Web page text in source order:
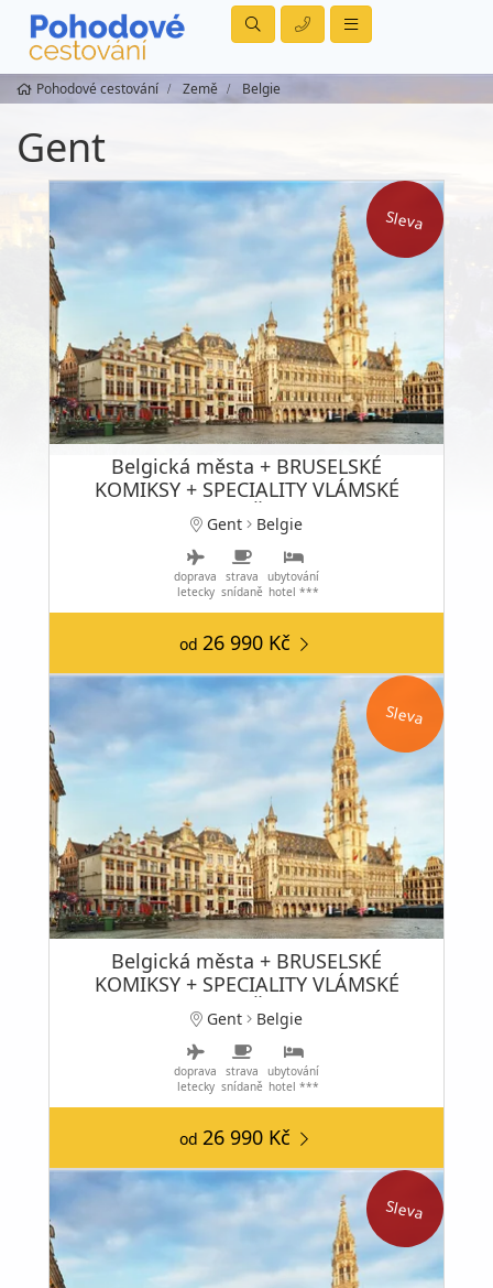
Pohodové cestování Země Belgie
Gent
Sleva
Belgická města + BRUSELSKÉ
KOMIKSY + SPECIALITY VLÁMSKÉ
KUCHYNĚ
Gent Belgie
doprava
letecky
strava
snídaně
ubytování
hotel ***
od 26 990 Kč
Sleva
Belgická města + BRUSELSKÉ
KOMIKSY + SPECIALITY VLÁMSKÉ
KUCHYNĚ
Gent Belgie
doprava
letecky
strava
snídaně
ubytování
hotel ***
od 26 990 Kč
Sleva